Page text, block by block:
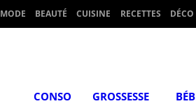
MODE BEAUTÉ CUISINE RECETTES DÉCO
CONSO GROSSESSE